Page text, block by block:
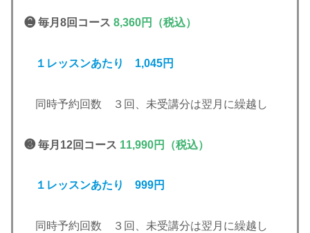
❷ 毎月8回コース 8,360円（税込）
１レッスンあたり 1,045円
同時予約回数 ３回、未受講分は翌月に繰越し
❸ 毎月12回コース 11,990円（税込）
１レッスンあたり 999円
同時予約回数 ３回、未受講分は翌月に繰越し